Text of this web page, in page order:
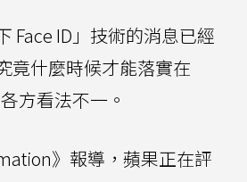
Face ID」技術的消息已經
竟什麼時候才能落實在
方看法不一。
》報導，蘋果正在評